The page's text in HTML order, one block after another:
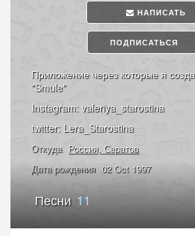
НАПИСАТЬ
ПОДПИСАТЬСЯ
Приложение через которые я
"Smule"
Instagram: valeriya_starostina
twitter: Lera_Starostina
Откуда Россия, Саратов
Дата рождения 02 Oct 1997
Песни 11